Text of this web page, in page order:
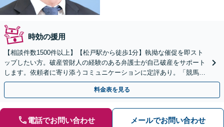
時効の援用
【相談件数1500件以上】【松戸駅から徒歩1分】執拗な催促を即スト
ップしたい方。破産管財人の経験のある弁護士が自己破産をサポート
します。依頼者に寄り添うコミュニケーションに定評あり。「競馬が
原因での3回目の破産」複雑な借金トラブル相談可能。
料金表を見る
電話でお問い合わせ メールでお問い合わせ